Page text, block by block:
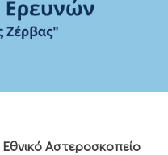
Εθνικό Αστεροσκοπείο